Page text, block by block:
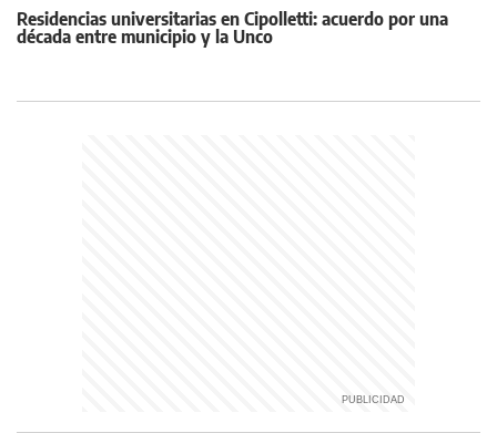
Residencias universitarias en Cipolletti: acuerdo por una
década entre municipio y la Unco